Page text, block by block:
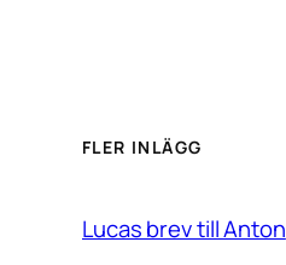
FLER INLÄGG
Lucas brev till Anton